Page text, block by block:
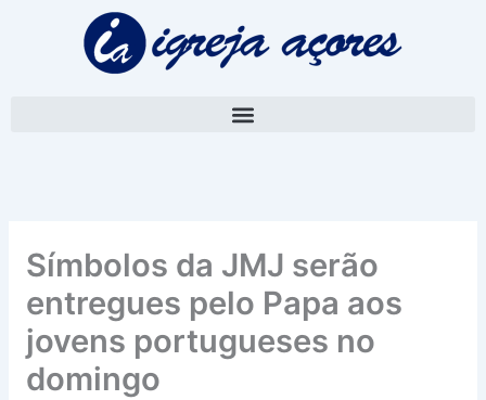
Símbolos da JMJ serão
entregues pelo Papa aos
jovens portugueses no
domingo